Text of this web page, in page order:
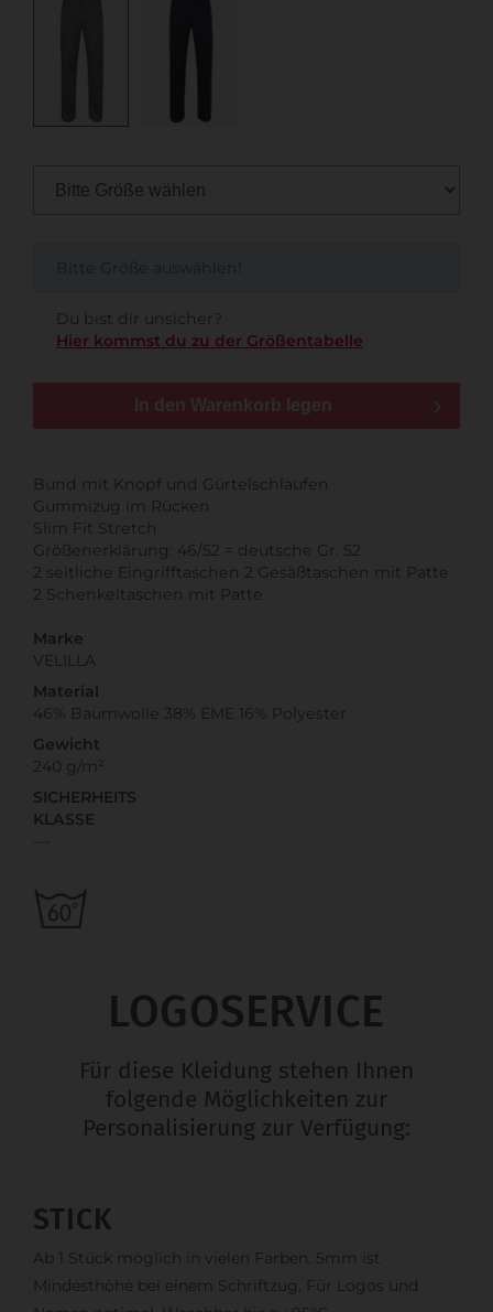
Bitte Größe auswählen!
Du bist dir unsicher?
Hier kommst du zu der Größentabelle
In den Warenkorb legen
Bund mit Knopf und Gürtelschlaufen
Gummizug im Rücken
Slim Fit Stretch
Größenerklärung: 46/52 = deutsche Gr. 52
2 seitliche Eingrifftaschen 2 Gesäßtaschen mit Patte
2 Schenkeltaschen mit Patte
Marke
VELILLA
Material
46% Baumwolle 38% EME 16% Polyester
Gewicht
240 g/m²
SICHERHEITS
KLASSE
LOGOSERVICE
Für diese Kleidung stehen Ihnen
folgende Möglichkeiten zur
Personalisierung zur Verfügung:
STICK
Ab 1 Stück möglich in vielen Farben. 5mm ist
Mindesthöhe bei einem Schriftzug. Für Logos und